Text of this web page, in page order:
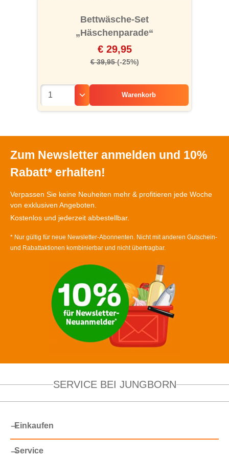
Bettwäsche-Set
„Häschenparade“
€ 29,95
€ 39,95(-25%)
Warenkorb
Zum Newsletter anmelden und 10%
Rabatt* erhalten!
Verpassen Sie keine Neuheiten mehr & profitieren jede Woche
von exklusiven Angeboten.
Kostenlos und jederzeit abbestellbar.
* Nur gültig für neue Newsletter-Abonnenten. Nicht mit anderen Gutschein-
und Rabattaktionen kombinierbar und nicht übertragbar.
SERVICE BEI JUNGBORN
Einkaufen
Service